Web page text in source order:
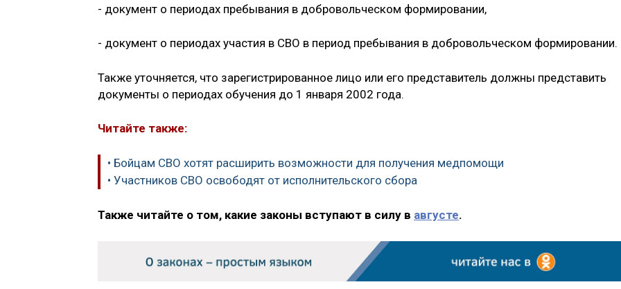
- документ о периодах пребывания в добровольческом формировании,
- документ о периодах участия в СВО в период пребывания в добровольческом формировании.
Также уточняется, что зарегистрированное лицо или его представитель должны представить
документы о периодах обучения до 1 января 2002 года.
Читайте также:
• Бойцам СВО хотят расширить возможности для получения медпомощи
• Участников СВО освободят от исполнительского сбора
Также читайте о том, какие законы вступают в силу в августе.